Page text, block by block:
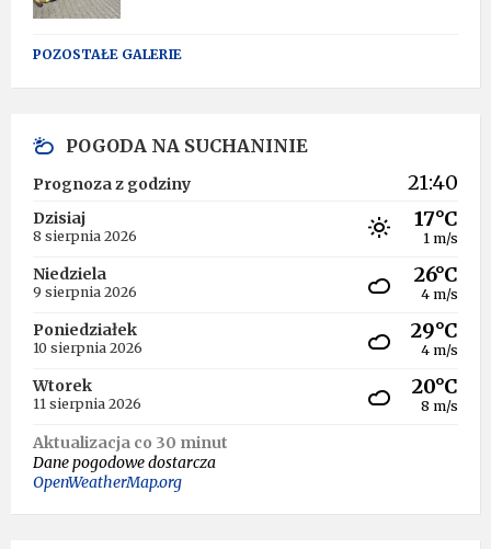
POZOSTAŁE GALERIE
POGODA NA SUCHANINIE
Prognoza z godziny 21:40
Dzisiaj
8 sierpnia 2026
17°C
1 m/s
Niedziela
9 sierpnia 2026
26°C
4 m/s
Poniedziałek
10 sierpnia 2026
29°C
4 m/s
Wtorek
11 sierpnia 2026
20°C
8 m/s
Aktualizacja co 30 minut
Dane pogodowe dostarcza
OpenWeatherMap.org